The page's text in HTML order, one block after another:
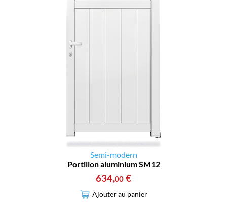
Semi-modern
Portillon aluminium SM12
634,00 €
Ajouter au panier